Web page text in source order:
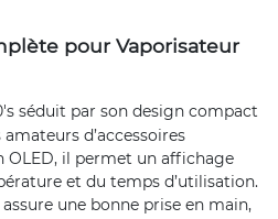
pour Vaporisateur
séduit par son design compact
d’accessoires
OLED, il permet un affichage
et du temps d’utilisation.
une bonne prise en main,